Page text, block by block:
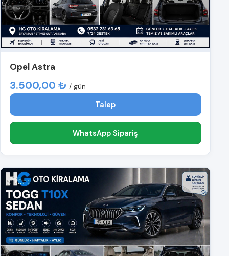
Opel Astra
3.500,00 ₺ / gün
Talep
WhatsApp Sipariş